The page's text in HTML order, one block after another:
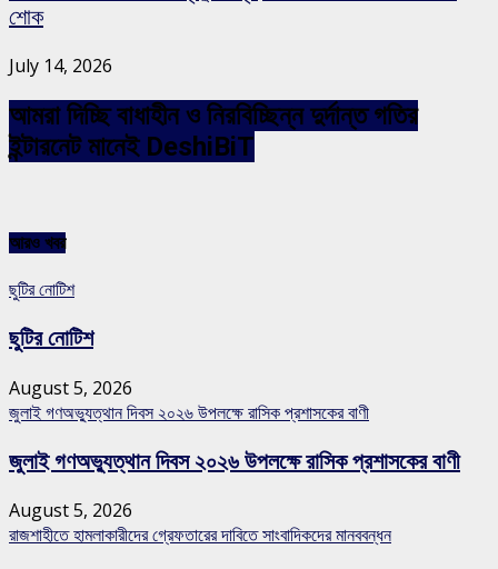
শোক
July 14, 2026
আমরা দিচ্ছি বাধাহীন ও নিরবিচ্ছিন্ন দুর্দান্ত গতির
ইন্টারনেট মানেই DeshiBiT
আরও খবর
ছুটির নোটিশ
ছুটির নোটিশ
August 5, 2026
জুলাই গণঅভ্যুত্থান দিবস ২০২৬ উপলক্ষে রাসিক প্রশাসকের বাণী
জুলাই গণঅভ্যুত্থান দিবস ২০২৬ উপলক্ষে রাসিক প্রশাসকের বাণী
August 5, 2026
রাজশাহীতে হামলাকারীদের গ্রেফতারের দাবিতে সাংবাদিকদের মানববন্ধন